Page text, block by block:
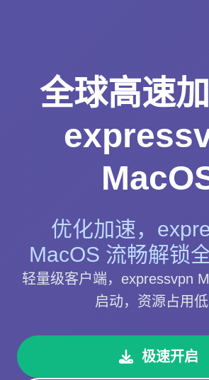
全球高速
优化加速，
MacOS 流畅解锁
轻量级客户端，expressvpn
启动，资源占用低
极速开启